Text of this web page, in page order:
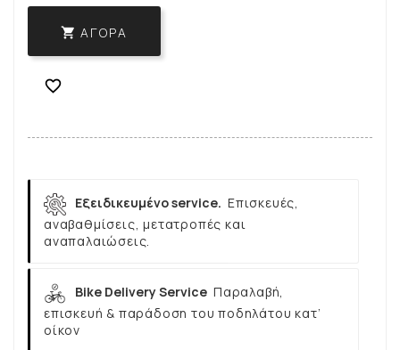
 ΑΓΟΡΆ

Εξειδικευμένο service. Επισκευές,
αναβαθμίσεις, μετατροπές και
αναπαλαιώσεις.
Bike Delivery Service Παραλαβή,
επισκευή & παράδοση του ποδηλάτου κατ’
οίκον